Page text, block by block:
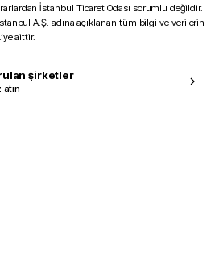
İstanbul Ticaret Odası sorumlu değildir.
A.Ş. adına açıklanan tüm bilgi ve verilerin
aittir.
şirketler